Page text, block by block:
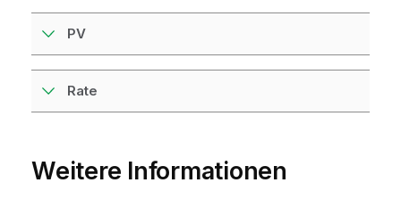
PV
Rate
Weitere Informationen